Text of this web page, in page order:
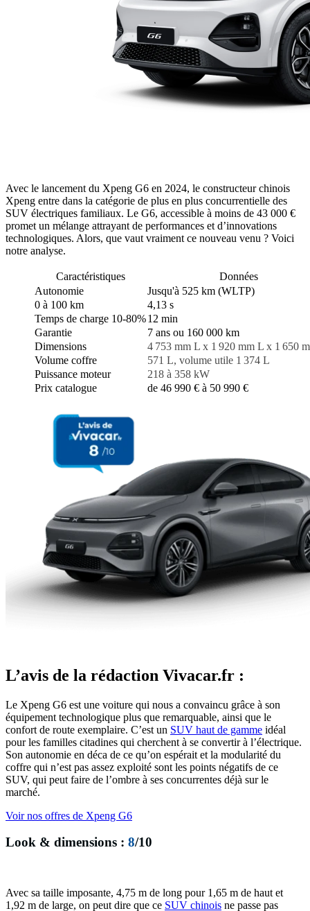
Avec le lancement du Xpeng G6 en 2024, le constructeur chinois
Xpeng entre dans la catégorie de plus en plus concurrentielle des
SUV électriques familiaux. Le G6, accessible à moins de 43 000 €
promet un mélange attrayant de performances et d’innovations
technologiques. Alors, que vaut vraiment ce nouveau venu ? Voici
notre analyse.
Caractéristiques
Données
Autonomie
Jusqu'à 525 km (WLTP)
0 à 100 km
4,13 s
Temps de charge 10-80%12 min
Garantie
7 ans ou 160 000 km
Dimensions
4 753 mm L x 1 920 mm L x 1 650
Volume coffre
571 L, volume utile 1 374 L
Puissance moteur
218 à 358 kW
Prix catalogue
de 46 990 € à 50 990 €
L’avis de la rédaction Vivacar.fr :
Le Xpeng G6 est une voiture qui nous a convaincu grâce à son
équipement technologique plus que remarquable, ainsi que le
confort de route exemplaire. C’est un SUV haut de gamme idéal
pour les familles citadines qui cherchent à se convertir à l’électrique.
Son autonomie en déca de ce qu’on espérait et la modularité du
coffre qui n’est pas assez exploité sont les points négatifs de ce
SUV, qui peut faire de l’ombre à ses concurrentes déjà sur le
marché.
Voir nos offres de Xpeng G6
Look & dimensions : 8/10
Avec sa taille imposante, 4,75 m de long pour 1,65 m de haut et
1,92 m de large, on peut dire que ce SUV chinois ne passe pas